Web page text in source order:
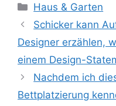
Kategorien
Haus & Garten
Schicker kann
Designer erzählen,
einem Design-
Nachdem ich
Bettplatzierung